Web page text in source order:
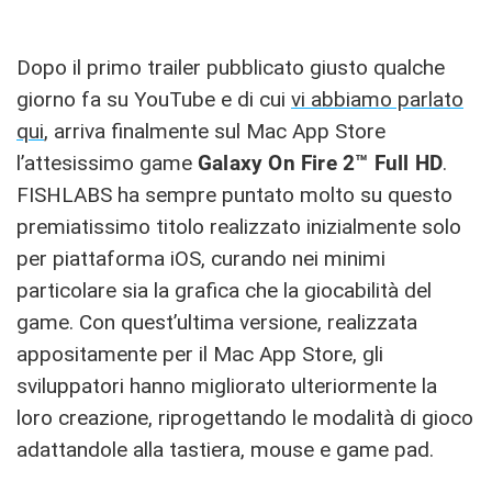
Dopo il primo trailer pubblicato giusto qualche
giorno fa su YouTube e di cui vi abbiamo parlato
qui, arriva finalmente sul Mac App Store
l’attesissimo game Galaxy On Fire 2™ Full HD.
FISHLABS ha sempre puntato molto su questo
premiatissimo titolo realizzato inizialmente solo
per piattaforma iOS, curando nei minimi
particolare sia la grafica che la giocabilità del
game. Con quest’ultima versione, realizzata
appositamente per il Mac App Store, gli
sviluppatori hanno migliorato ulteriormente la
loro creazione, riprogettando le modalità di gioco
adattandole alla tastiera, mouse e game pad.